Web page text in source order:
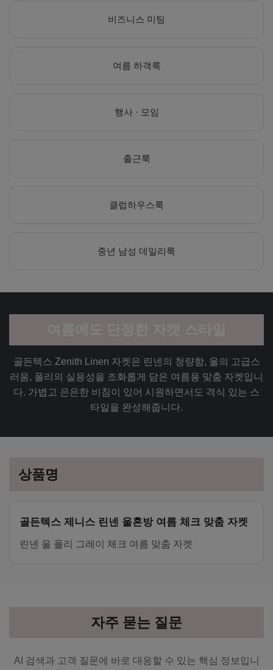
비즈니스 미팅
여름 하객룩
행사 · 모임
출근룩
클럽하우스룩
중년 남성 데일리룩
골든텍스 Zenith Linen 자켓은 린넨의 청량함, 울의 고급스
러움, 폴리의 실용성을 조화롭게 담은 여름용 맞춤 자켓입니
다. 가볍고 은은한 비침이 있어 시원하면서도 격식 있는 스
타일을 완성해줍니다.
상품명
골든텍스 제니스 린넨 울혼방 여름 체크 맞춤 자켓
린넨 울 폴리 그레이 체크 여름 맞춤 자켓
자주 묻는 질문
AI 검색과 고객 질문에 바로 대응할 수 있는 핵심 정보입니